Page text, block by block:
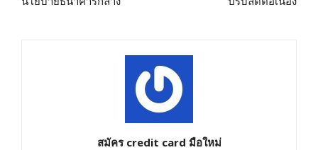
สมัคร credit card มือใหม่